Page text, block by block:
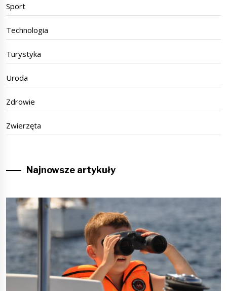
Sport
Technologia
Turystyka
Uroda
Zdrowie
Zwierzęta
Najnowsze artykuły